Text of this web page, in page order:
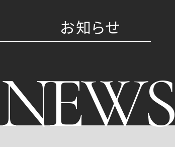
お知らせ
NEWS